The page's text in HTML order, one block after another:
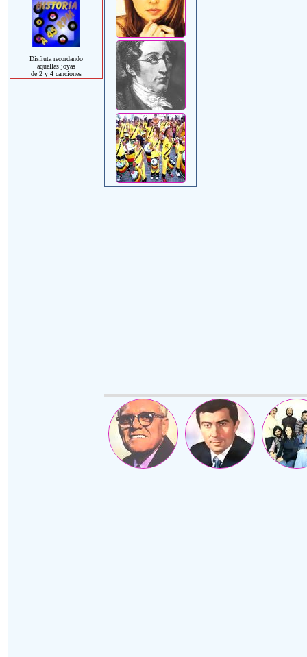
Disfruta recordando
aquellas joyas
de 2 y 4 canciones